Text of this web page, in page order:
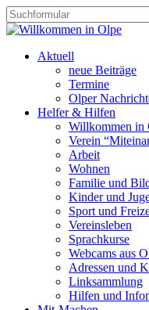
Aktuell
neue Beiträge
Termine
Olper
Helfer & Hilfen
Willkommen in
Verein
Arbeit
Wohnen
Familie und
Kinder und
Sport und
Vereinsleben
Sprachkurse
Webcams aus
Adressen und
Linksammlung
Hilfen und